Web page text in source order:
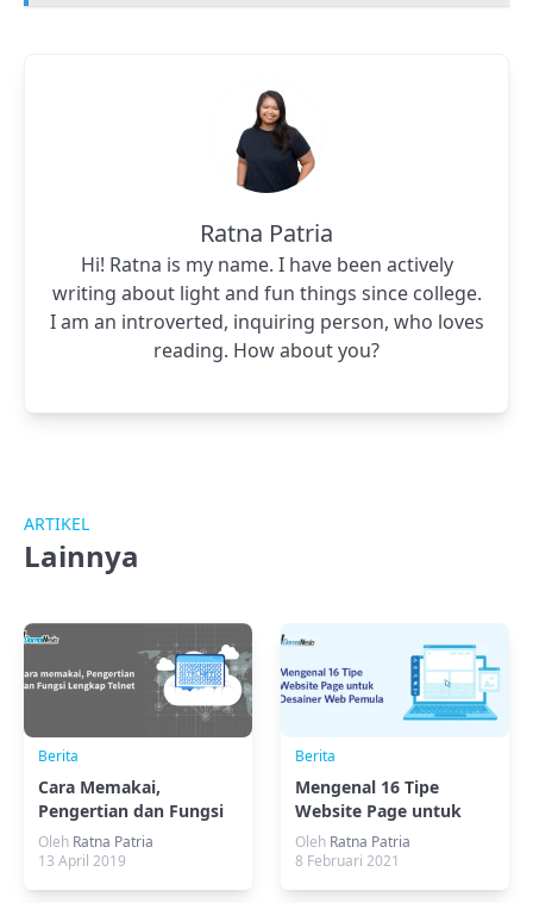
Ratna Patria
Hi! Ratna is my name. I have been actively
writing about light and fun things since college.
I am an introverted, inquiring person, who loves
reading. How about you?
ARTIKEL
Lainnya
Berita
Cara Memakai,
Pengertian dan Fungsi
Lengkap Telnet
Oleh Ratna Patria
13 April 2019
Berita
Mengenal 16 Tipe
Website Page untuk
Desainer Web Pemula
Oleh Ratna Patria
8 Februari 2021